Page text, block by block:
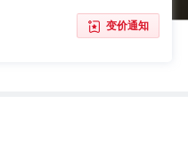
变价通知